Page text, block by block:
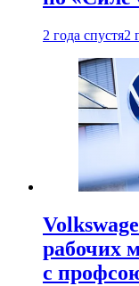
2 года спустя2
рабочих
с